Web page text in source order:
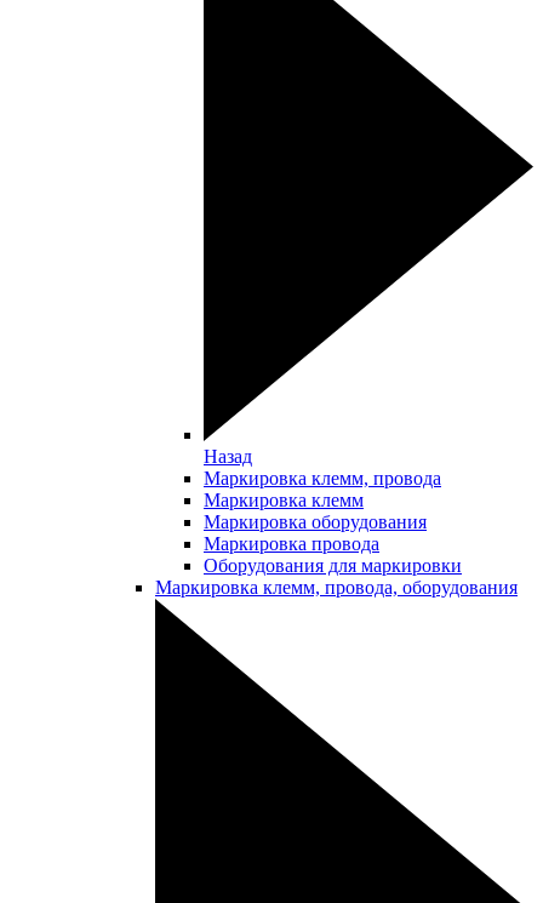
Назад
Маркировка клемм, провода
Маркировка клемм
Маркировка оборудования
Маркировка провода
Оборудования для маркировки
Маркировка клемм, провода, оборудования